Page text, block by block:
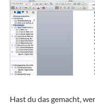
Hast du das gemacht,